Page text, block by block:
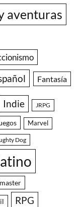
aventuras
Fantasía
Indie JRPG
Marvel
Dog
RPG